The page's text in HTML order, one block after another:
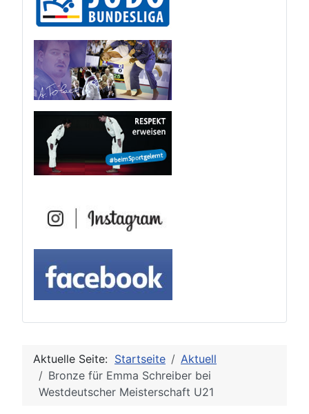
Aktuelle Seite: Startseite
Aktuell
Bronze für Emma Schreiber bei
Westdeutscher Meisterschaft U21